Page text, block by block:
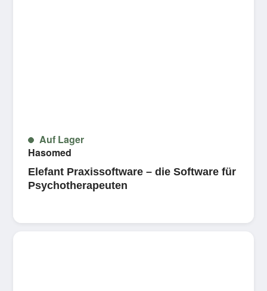
Auf Lager
Hasomed
Elefant Praxissoftware – die Software für
Psychotherapeuten